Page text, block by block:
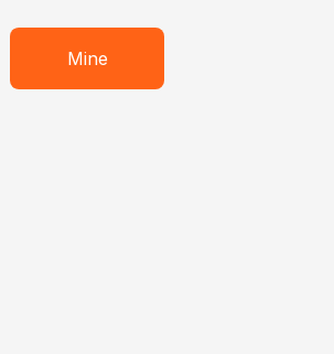
Mine